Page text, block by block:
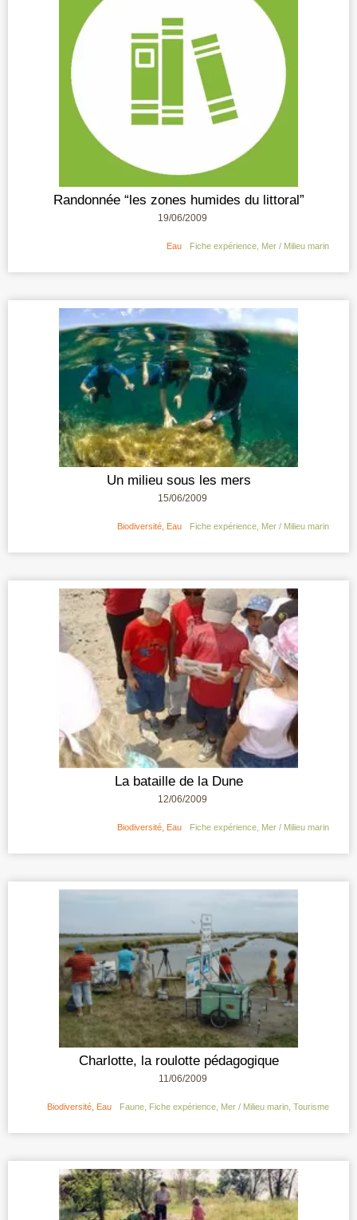
Randonnée “les zones humides du littoral”
19/06/2009
Eau Fiche expérience Mer / Milieu marin
Un milieu sous les mers
15/06/2009
Biodiversité Eau Fiche expérience Mer / Milieu marin
La bataille de la Dune
12/06/2009
Biodiversité Eau Fiche expérience Mer / Milieu marin
Charlotte, la roulotte pédagogique
11/06/2009
Biodiversité Eau Faune Fiche expérience Mer / Milieu marin Tourisme